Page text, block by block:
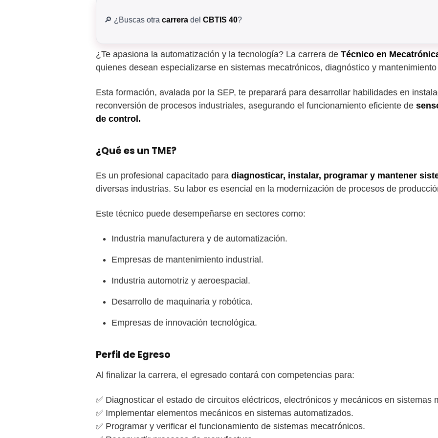
🔎 ¿Buscas otra carrera del CBTIS 40?
¿Te apasiona la automatización y la tecnología? La carrera de Técnico en
quienes desean especializarse en sistemas mecatrónicos, diagnóstico y
Esta formación, avalada por la SEP, te preparará para desarrollar habilidades en
reconversión de procesos industriales, asegurando el funcionamiento eficiente de
de control.
¿Qué es un TME?
Es un profesional capacitado para diagnosticar, instalar, programar y mantener
diversas industrias. Su labor es esencial en la modernización de procesos de
Este técnico puede desempeñarse en sectores como:
Industria manufacturera y de automatización.
Empresas de mantenimiento industrial.
Industria automotriz y aeroespacial.
Desarrollo de maquinaria y robótica.
Empresas de innovación tecnológica.
Perfil de Egreso
Al finalizar la carrera, el egresado contará con competencias para:
✅ Diagnosticar el estado de circuitos eléctricos, electrónicos y mecánicos en sistemas
✅ Implementar elementos mecánicos en sistemas automatizados.
✅ Programar y verificar el funcionamiento de sistemas mecatrónicos.